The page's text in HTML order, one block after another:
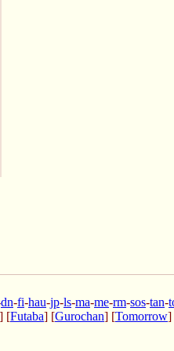
dn-fi-hau-jp-ls-ma-me-rm-sos-tan-
] [Futaba] [Gurochan] [Tomorrow]